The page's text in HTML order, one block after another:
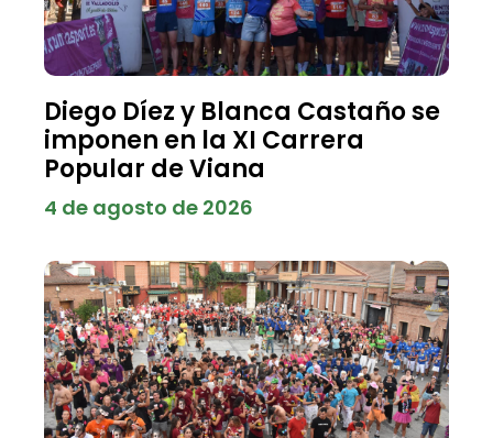
Diego Díez y Blanca Castaño se
imponen en la XI Carrera
Popular de Viana
4 de agosto de 2026